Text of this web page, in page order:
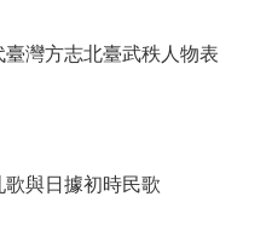
臺灣方志北臺武秩人物表
與日據初時民歌